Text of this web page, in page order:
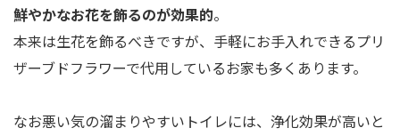
鮮やかなお花を飾るのが効果的。
本来は生花を飾るべきですが、手軽にお手入れできるプリ
ザーブドフラワーで代用しているお家も多くあります。
なお悪い気の溜まりやすいトイレには、浄化効果が高いと